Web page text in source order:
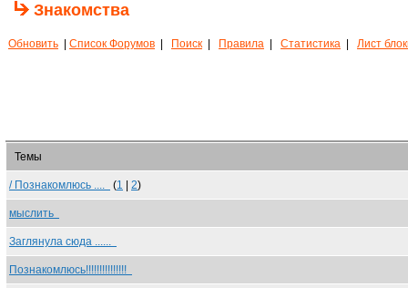
Знакомства
Обновить Список Форумов Поиск Правила Статистика Лист
Темы
/ Познакомлюсь .... (1 2)
мыслить
Заглянула сюда ......
Познакомлюсь!!!!!!!!!!!!!!!